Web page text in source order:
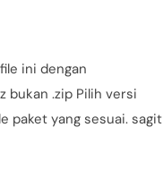
ini dengan
bukan .zip Pilih versi
paket yang sesuai. sagit